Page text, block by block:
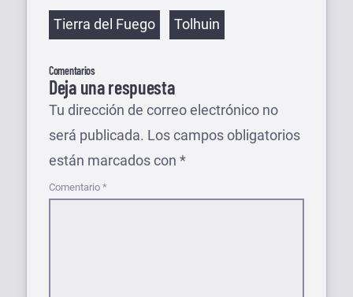
Etiquetas
Tierra del Fuego Tolhuin
Comentarios
Deja una respuesta
Tu dirección de correo electrónico no
será publicada. Los campos obligatorios
están marcados con *
Comentario *